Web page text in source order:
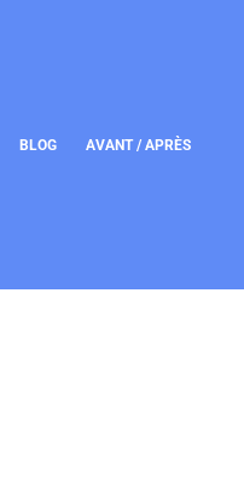
BLOG AVANT / APRÈS